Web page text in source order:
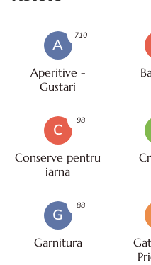
A
Aperitive -
Gustari
710
C
Conserve pentru
iarna
98
G
Garnitura
88